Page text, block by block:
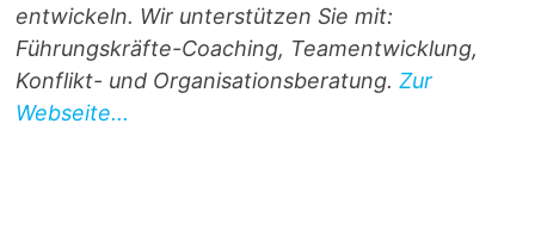
entwickeln. Wir unterstützen Sie mit:
Führungskräfte-Coaching, Teamentwicklung,
Konflikt- und Organisationsberatung.Zur
Webseite...